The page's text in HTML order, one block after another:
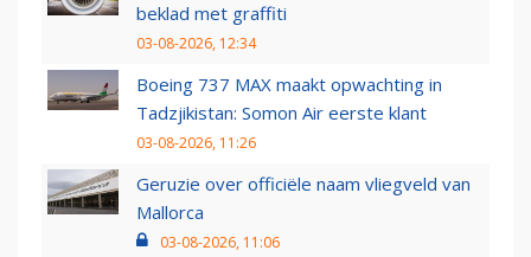
beklad met graffiti
03-08-2026, 12:34
Boeing 737 MAX maakt opwachting in
Tadzjikistan: Somon Air eerste klant
03-08-2026, 11:26
Geruzie over officiële naam vliegveld van
Mallorca
03-08-2026, 11:06